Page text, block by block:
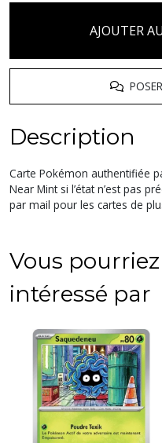
AJOUTER
Description
Carte Pokémon authentifiée
Near Mint si l’état n’est pas
par mail pour les cartes de
Vous
intéressé par